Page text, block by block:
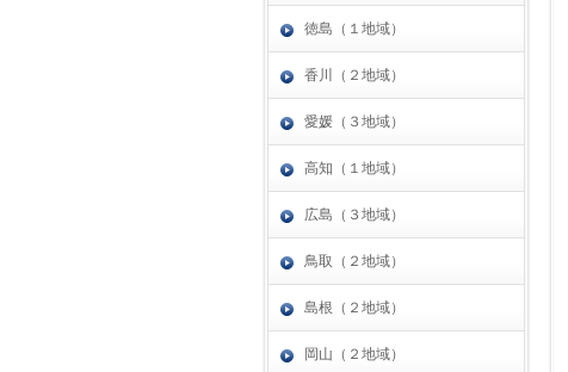
徳島（１地域）
香川（２地域）
愛媛（３地域）
高知（１地域）
広島（３地域）
鳥取（２地域）
島根（２地域）
岡山（２地域）